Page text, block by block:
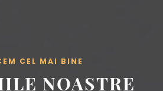
CEL MAI BINE
NOASTRE